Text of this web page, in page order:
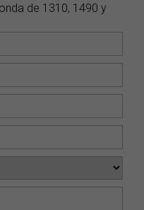
de 1310, 1490 y